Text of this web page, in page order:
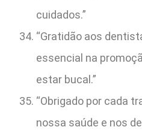
cuidados.”
“Gratidão aos
essencial na
estar bucal.”
“Obrigado por cada
nossa saúde e nos